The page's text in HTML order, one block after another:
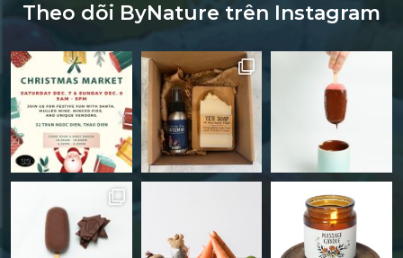
Theo dõi ByNature trên Instagram